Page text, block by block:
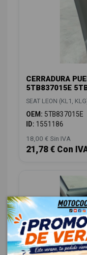
CERRADURA
5TB837015E
SEAT LEON (KL1,
OEM: 5TB837015E
ID: 1551186
18,00 € Sin IVA
21,78 € Con